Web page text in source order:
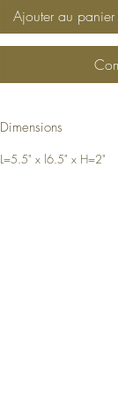
Ajouter au panier
Dimensions
L=5.5" x l6.5" x H=2"